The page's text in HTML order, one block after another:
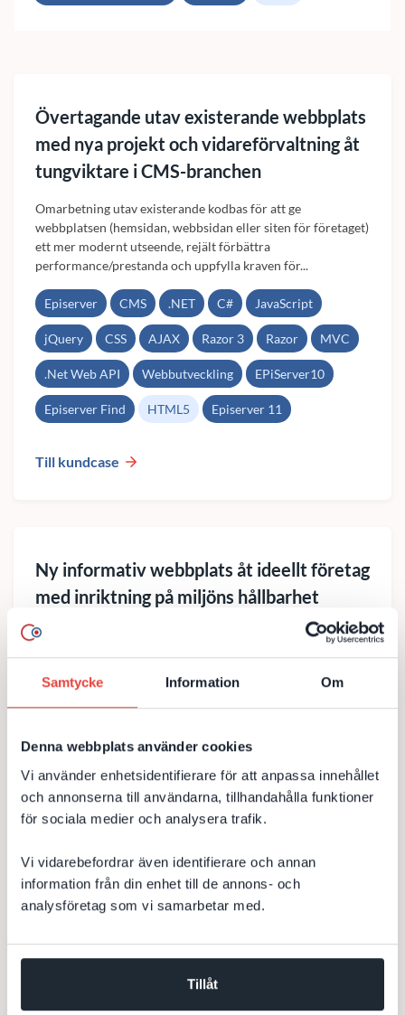
Samtycke Information Om
Denna webbplats använder cookies
Vi använder enhetsidentifierare för att anpassa innehållet
och annonserna till användarna, tillhandahålla funktioner
för sociala medier och analysera trafik.
Vi vidarebefordrar även identifierare och annan
information från din enhet till de annons- och
analysföretag som vi samarbetar med.
Tillåt
Övertagande utav existerande webbplats
med nya projekt och vidareförvaltning åt
tungviktare i CMS-branchen
Omarbetning utav existerande kodbas för att ge
webbplatsen (hemsidan, webbsidan eller siten för företaget)
ett mer modernt utseende, rejält förbättra
performance/prestanda och uppfylla kraven för...
Episerver CMS .NET C# JavaScript
jQuery CSS AJAX Razor 3 Razor MVC
.Net Web API Webbutveckling EPiServer10
Episerver Find HTML5 Episerver 11
Till kundcase
Ny informativ webbplats åt ideellt företag
med inriktning på miljöns hållbarhet
Ny webbsida (hemsida eller site för företag) utvecklad i
Episerver CMS .NET C# JavaScript
HTML CSS AJAX MVC 5
.Net Web API Webbutveckling Episerver Find
HTML5 Episerver 11 Integration
Till kundcase
Tre nya event-webbsidor åt teknikbolag